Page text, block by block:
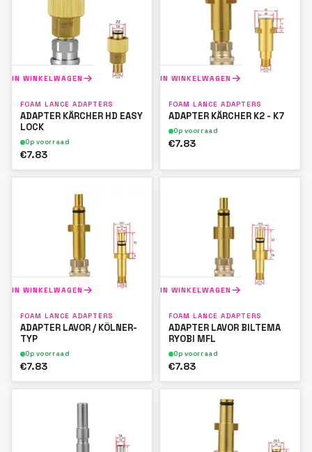
IN WINKELWAGEN
FOAM LANCE ADAPTERS
ADAPTER KÄRCHER HD EASY
LOCK
Op voorraad
€7.83
IN WINKELWAGEN
FOAM LANCE ADAPTERS
ADAPTER KÄRCHER K2 - K7
Op voorraad
€7.83
IN WINKELWAGEN
FOAM LANCE ADAPTERS
ADAPTER LAVOR / KÖLNER-
TYP
Op voorraad
€7.83
IN WINKELWAGEN
FOAM LANCE ADAPTERS
ADAPTER LAVOR BILTEMA
RYOBI MFL
Op voorraad
€7.83